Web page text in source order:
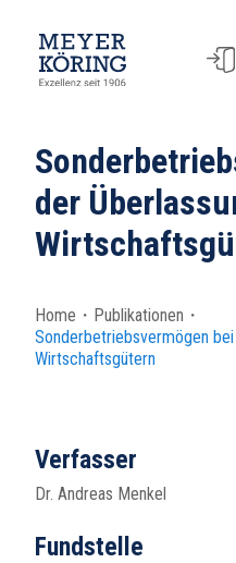
der
Home ・ Publikationen ・
Sonderbetriebsvermögen
Wirtschaftsgütern
Verfasser
Dr. Andreas Menkel
Fundstelle